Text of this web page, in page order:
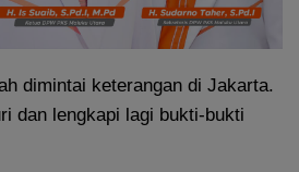
dimintai keterangan di Jakarta.
dan lengkapi lagi bukti-bukti